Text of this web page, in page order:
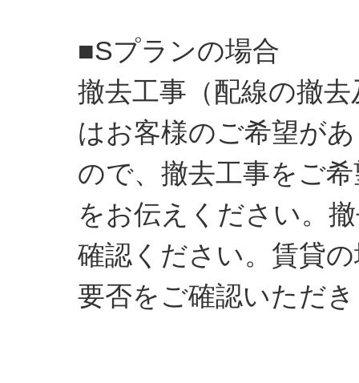
■Sプランの場合
撤去工事（配線の撤
はお客様のご希望が
ので、撤去工事をご
をお伝えください。
確認ください。賃貸
要否をご確認いただ